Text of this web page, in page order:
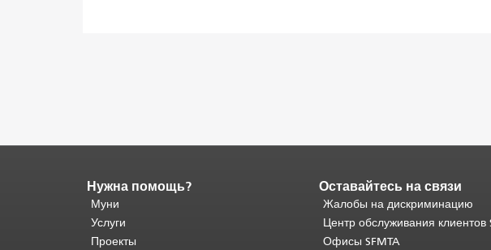
Конец
содержимого
страницы.
часть
Нужна помощь?
Муни
Услуги
Проекты
Оставайтесь на связи
Жалобы на дискриминацию
Центр обслуживания клиентов
Офисы SFMTA